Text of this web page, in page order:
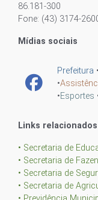
86.181-300
Fone: (43) 3174-
Mídias sociais
Prefeitura •
•
•Esportes
Links relacionados
• Secretaria de
• Secretaria de
• Secretaria de
• Secretaria de